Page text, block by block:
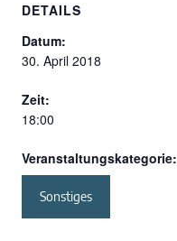
DETAILS
Datum:
30. April 2018
Zeit:
18:00
Veranstaltungskategorie:
Sonstiges